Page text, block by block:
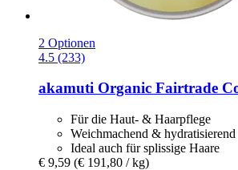
2 Optionen
4.5 (233)
akamuti Organic Fairtrade
Für die Haut- & Haarpflege
Weichmachend & hydratisierend
Ideal auch für splissige Haare
€ 9,59 (€ 191,80 / kg)